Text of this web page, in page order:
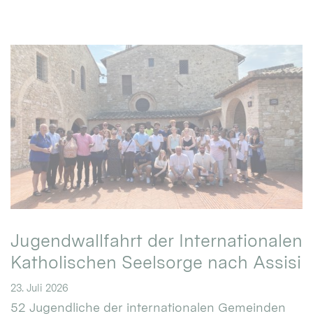
Jugendwallfahrt der Internationalen
Katholischen Seelsorge nach Assisi
23. Juli 2026
52 Jugendliche der internationalen Gemeinden